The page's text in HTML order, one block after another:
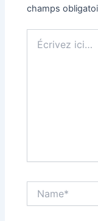
champs
ici…